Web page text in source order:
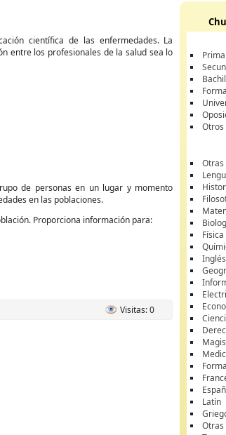
científica de las enfermedades. La
entre los profesionales de la salud sea lo
de personas en un lugar y momento
en las poblaciones.
Proporciona información para:
Visitas: 0
Otros
Física
Inglés
Latín